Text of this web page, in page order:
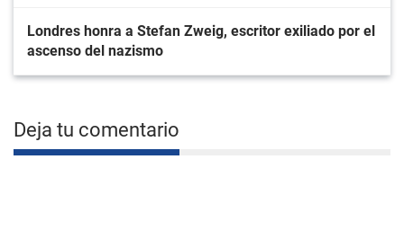
Londres honra a Stefan Zweig, escritor exiliado por el
ascenso del nazismo
Deja tu comentario